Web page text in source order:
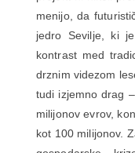
menijo, da
jedro Sevilje, ki
kontrast med
drznim videzom
tudi izjemno drag
milijonov evrov,
kot 100 milijonov.